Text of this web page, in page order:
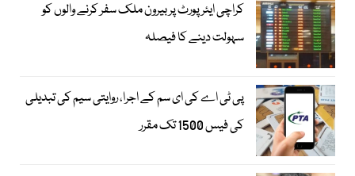
کراچی ایئرپورٹ پر بیرون ملک سفر کرنے والوں کو
سہولت دینے کا فیصلہ
پی ٹی اے کی ای سم کے اجرا، روایتی سیم کی تبدیلی
کی فیس 1500 تک مقرر